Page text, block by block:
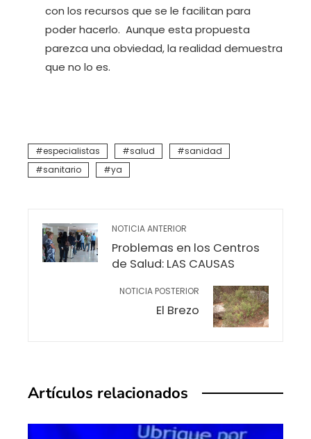
con los recursos que se le facilitan para
poder hacerlo. Aunque esta propuesta
parezca una obviedad, la realidad demuestra
que no lo es.
especialistas salud
sanidad
sanitario
ya
NOTICIA ANTERIOR
Problemas en los Centros
de Salud: LAS CAUSAS
NOTICIA POSTERIOR
El Brezo
Artículos relacionados